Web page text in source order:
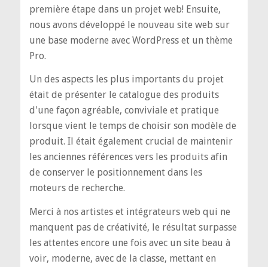
première étape dans un projet web! Ensuite,
nous avons développé le nouveau site web sur
une base moderne avec WordPress et un thème
Pro.
Un des aspects les plus importants du projet
était de présenter le catalogue des produits
d'une façon agréable, conviviale et pratique
lorsque vient le temps de choisir son modèle de
produit. Il était également crucial de maintenir
les anciennes références vers les produits afin
de conserver le positionnement dans les
moteurs de recherche.
Merci à nos artistes et intégrateurs web qui ne
manquent pas de créativité, le résultat surpasse
les attentes encore une fois avec un site beau à
voir, moderne, avec de la classe, mettant en